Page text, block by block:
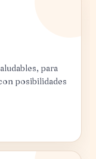
para
posibilidades